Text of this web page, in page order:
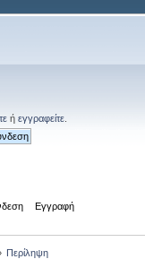
ή εγγραφείτε
Εγγραφή
Περίληψη